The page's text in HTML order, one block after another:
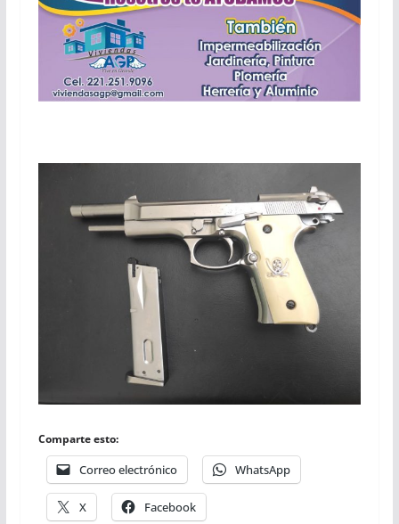
Comparte esto:
Correo electrónico WhatsApp
X Facebook